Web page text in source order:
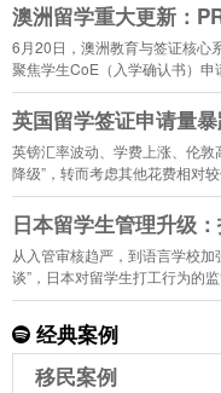
澳洲留学重大更新：
6月20日，澳洲教育与签证核心
聚焦学生CoE（入学确认书）
影响2026年下半年入学的留学
英国留学签证申请量
英镑汇率波动、学费上涨、伦
降级”，转而考虑其他花费相对较
日本留学生管理升级
从入管审核趋严，到语言学校
谈”，日本对留学生打工行为的监
经典案例
移民案例